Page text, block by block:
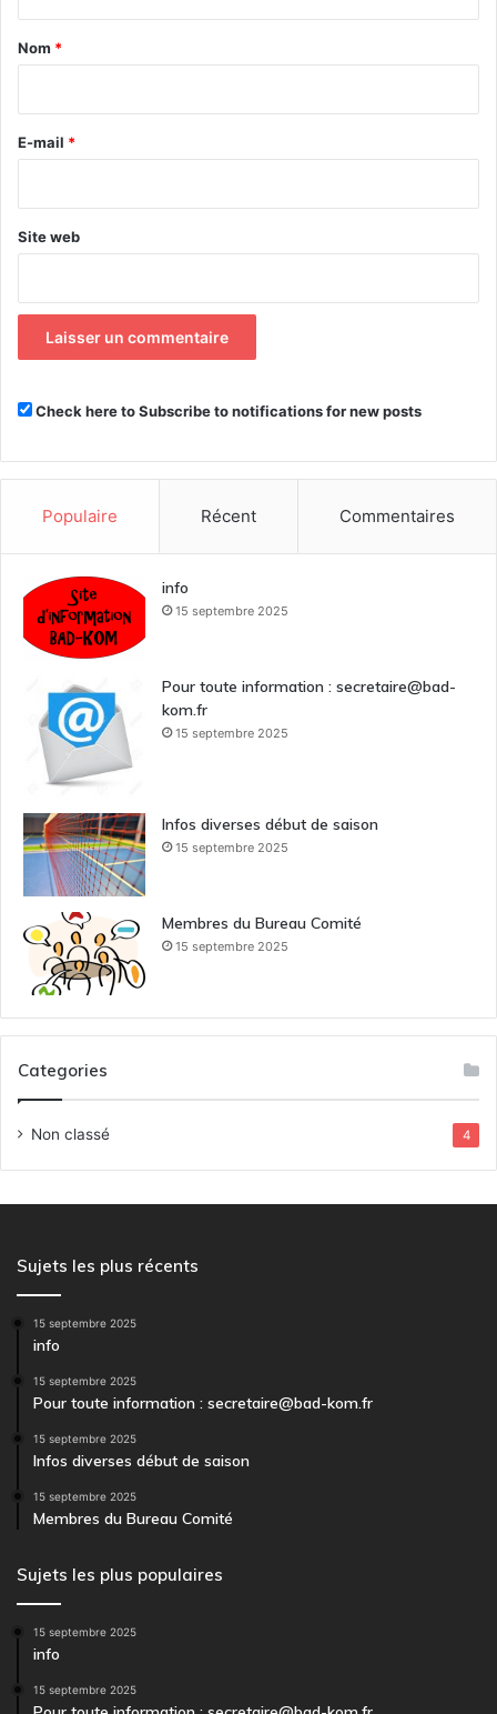
a
e
Nom *
E-mail *
Site web
Check here to Subscribe to notifications for new posts
Populaire Récent Commentaires
info
15 septembre 2025
Pour toute information : secretaire@bad-
kom.fr
15 septembre 2025
Infos diverses début de saison
15 septembre 2025
Membres du Bureau Comité
15 septembre 2025
Categories
Non classé 4
Sujets les plus récents
15 septembre 2025
info
15 septembre 2025
Pour toute information : secretaire@bad-kom.fr
15 septembre 2025
Infos diverses début de saison
15 septembre 2025
Membres du Bureau Comité
Sujets les plus populaires
15 septembre 2025
info
15 septembre 2025